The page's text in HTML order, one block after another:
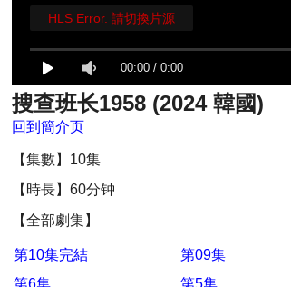
00:00 /0:00
HLS Error. 請切換片源
搜查班长1958 (2024 韓國)
回到簡介页
【集數】10集
【時長】60分钟
【全部劇集】
第10集完結 第09集